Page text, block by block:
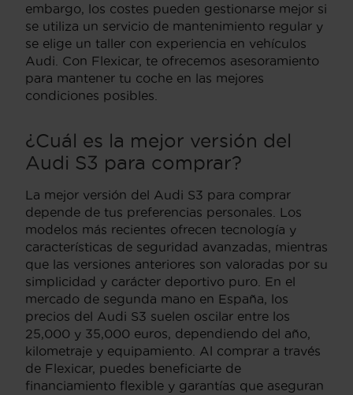
embargo, los costes pueden gestionarse mejor si
se utiliza un servicio de mantenimiento regular y
se elige un taller con experiencia en vehículos
Audi. Con Flexicar, te ofrecemos asesoramiento
para mantener tu coche en las mejores
condiciones posibles.
¿Cuál es la mejor versión del
Audi S3 para comprar?
La mejor versión del Audi S3 para comprar
depende de tus preferencias personales. Los
modelos más recientes ofrecen tecnología y
características de seguridad avanzadas, mientras
que las versiones anteriores son valoradas por su
simplicidad y carácter deportivo puro. En el
mercado de segunda mano en España, los
precios del Audi S3 suelen oscilar entre los
25,000 y 35,000 euros, dependiendo del año,
kilometraje y equipamiento. Al comprar a través
de Flexicar, puedes beneficiarte de
financiamiento flexible y garantías que aseguran